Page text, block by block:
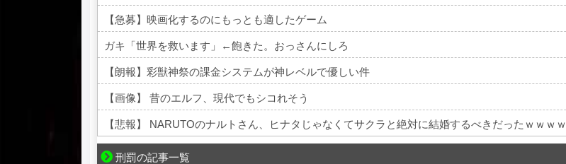
【急募】映画化するのにもっとも適したゲーム
ガキ「世界を救います」←飽きた。おっさんにしろ
【朗報】彩獣神祭の課金システムが神レベルで優しい件
【画像】 昔のエルフ、現代でもシコれそう
【悲報】 NARUTOのナルトさん、ヒナタじゃなくてサクラと絶対に結婚するべきだったｗｗｗｗ
Powered by livedoor 相互RSS
刑罰の記事一覧